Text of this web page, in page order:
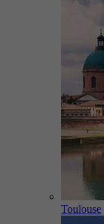
Toulouse